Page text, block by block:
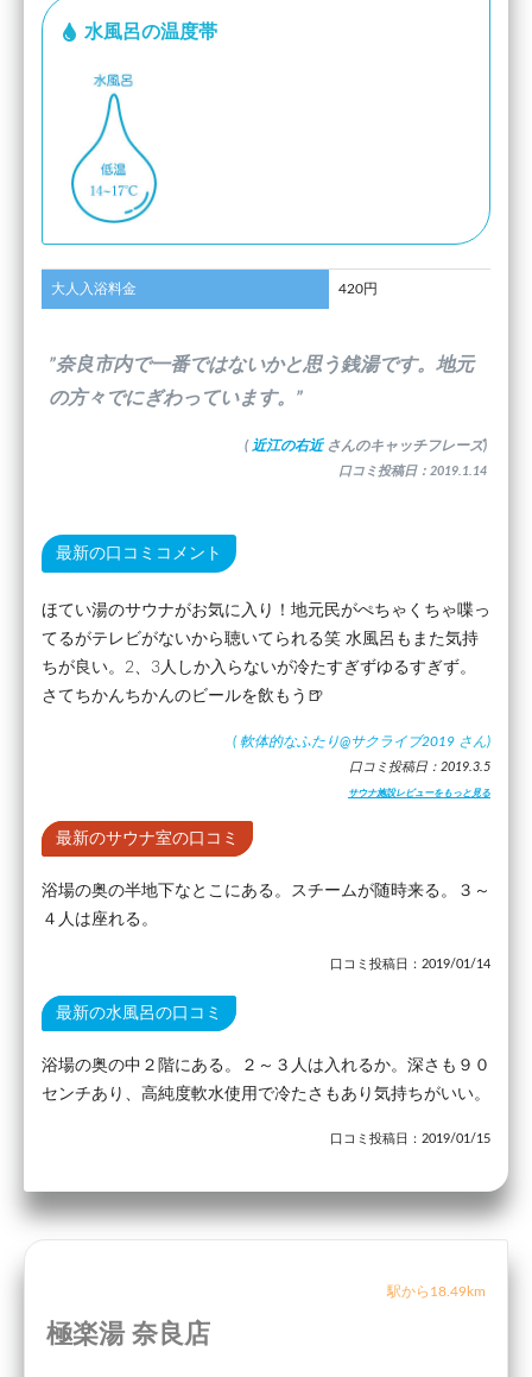
水風呂の温度帯
大人入浴料金 420円
”奈良市内で一番ではないかと思う銭湯です。地元
の方々でにぎわっています。”
( 近江の右近 さんのキャッチフレーズ)
口コミ投稿日：2019.1.14
最新の口コミコメント
ほてい湯のサウナがお気に入り！地元民がぺちゃくちゃ喋っ
てるがテレビがないから聴いてられる笑 水風呂もまた気持
ちが良い。2、3人しか入らないが冷たすぎずゆるすぎず。
さてちかんちかんのビールを飲もう🍺
( 軟体的なふたり@サクライブ2019 さん)
口コミ投稿日：2019.3.5
サウナ施設レビューをもっと見る
最新のサウナ室の口コミ
浴場の奥の半地下なとこにある。スチームが随時来る。３～
４人は座れる。
口コミ投稿日：2019/01/14
最新の水風呂の口コミ
浴場の奥の中２階にある。２～３人は入れるか。深さも９０
センチあり、高純度軟水使用で冷たさもあり気持ちがいい。
口コミ投稿日：2019/01/15
駅から18.49km
極楽湯 奈良店